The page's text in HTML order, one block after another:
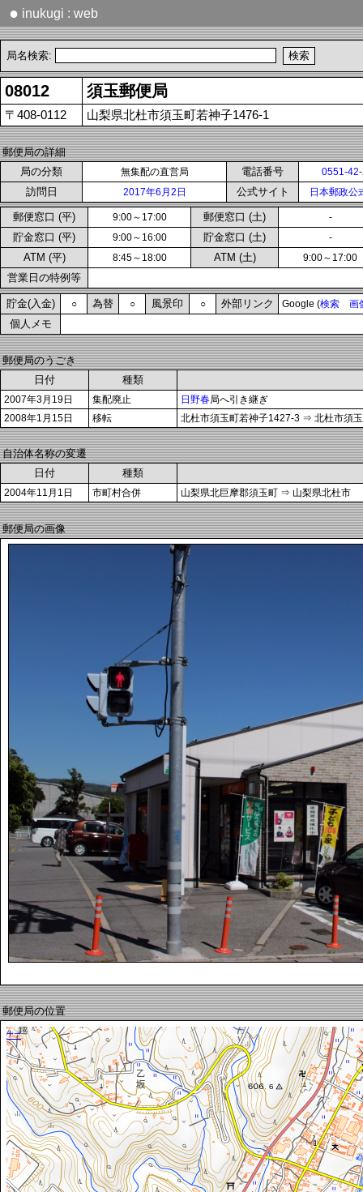
● inukugi : web
局名検索:
08012 須玉郵便局
〒408-0112 山梨県北杜市須玉町若神子1476-1
郵便局の詳細
局の分類
無集配の直営局 電話番号 0551-
訪問日 2017年6月2日 公式サイト 日本郵政公
郵便窓口 (平) 9:00～17:00 郵便窓口 (土) -
貯金窓口 (平) 9:00～16:00 貯金窓口 (土) -
ATM (平) 8:45～18:00 ATM (土) 9:00～17:00
営業日の特例等
貯金(入金) ○ 為替 ○ 風景印 ○ 外部リンク Google (検索 画
個人メモ
郵便局のうごき
日付
種類
2007年3月19日 集配廃止 日野春局へ引き継ぎ
2008年1月15日
移転 北杜市須玉町若神子1427-3 ⇒ 北杜市須
自治体名称の変遷
日付
種類
2004年11月1日 市町村合併 山梨県北巨摩郡須玉町 ⇒ 山梨県北杜市
郵便局の画像
郵便局の位置